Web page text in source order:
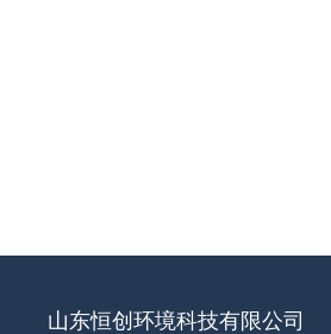
山东恒创环境科技有限公司